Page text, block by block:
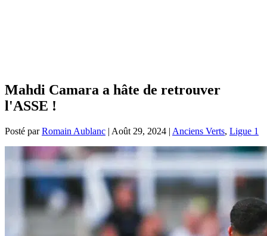
Mahdi Camara a hâte de retrouver
l'ASSE !
Posté parRomain Aublanc | Août 29, 2024 | Anciens Verts, Ligue 1